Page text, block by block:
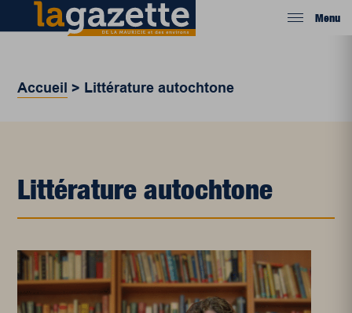
Menu
Accueil > Littérature autochtone
Littérature autochtone